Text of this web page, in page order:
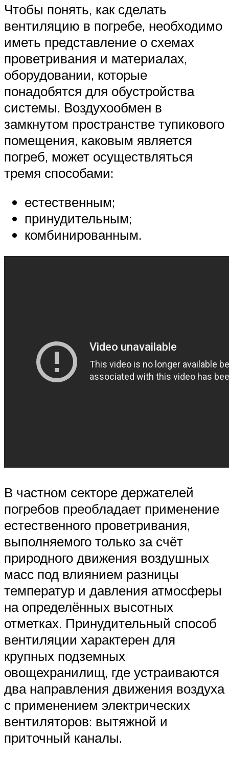
Чтобы понять, как сделать
вентиляцию в погребе, необходимо
иметь представление о схемах
проветривания и материалах,
оборудовании, которые
понадобятся для обустройства
системы. Воздухообмен в
замкнутом пространстве тупикового
помещения, каковым является
погреб, может осуществляться
тремя способами:
естественным;
принудительным;
комбинированным.
В частном секторе держателей
погребов преобладает применение
естественного проветривания,
выполняемого только за счёт
природного движения воздушных
масс под влиянием разницы
температур и давления атмосферы
на определённых высотных
отметках. Принудительный способ
вентиляции характерен для
крупных подземных
овощехранилищ, где устраиваются
два направления движения воздуха
с применением электрических
вентиляторов: вытяжной и
приточный каналы.